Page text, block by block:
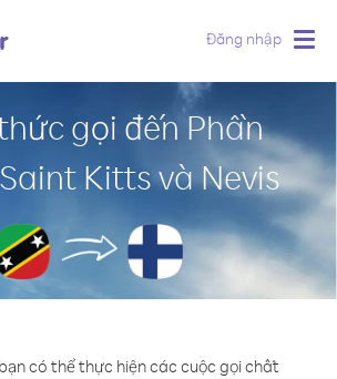
Đăng nhập
gọi đến Phần
Kitts và Nevis
có thể thực hiện các cuộc gọi chất